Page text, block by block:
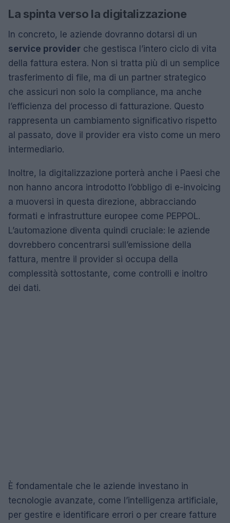
La spinta verso la digitalizzazione
In concreto, le aziende dovranno dotarsi di un
service provider che gestisca l’intero ciclo di vita
della fattura estera. Non si tratta più di un semplice
trasferimento di file, ma di un partner strategico
che assicuri non solo la compliance, ma anche
l’efficienza del processo di fatturazione. Questo
rappresenta un cambiamento significativo rispetto
al passato, dove il provider era visto come un mero
intermediario.
Inoltre, la digitalizzazione porterà anche i Paesi che
non hanno ancora introdotto l’obbligo di e-invoicing
a muoversi in questa direzione, abbracciando
formati e infrastrutture europee come PEPPOL.
L’automazione diventa quindi cruciale: le aziende
dovrebbero concentrarsi sull’emissione della
fattura, mentre il provider si occupa della
complessità sottostante, come controlli e inoltro
dei dati.
È fondamentale che le aziende investano in
tecnologie avanzate, come l’intelligenza artificiale,
per gestire e identificare errori o per creare fatture